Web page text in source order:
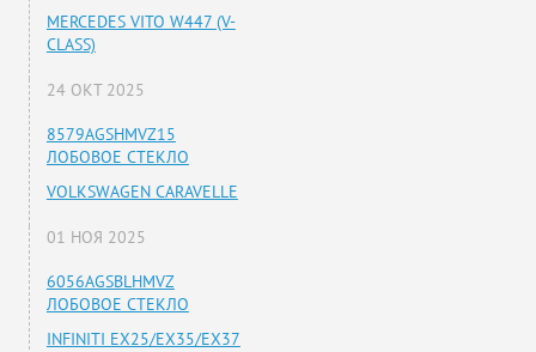
MERCEDES VITO W447 (V-
CLASS)
24 ОКТ 2025
8579AGSHMVZ15
ЛОБОВОЕ СТЕКЛО
VOLKSWAGEN CARAVELLE
01 НОЯ 2025
6056AGSBLHMVZ
ЛОБОВОЕ СТЕКЛО
INFINITI EX25/EX35/EX37